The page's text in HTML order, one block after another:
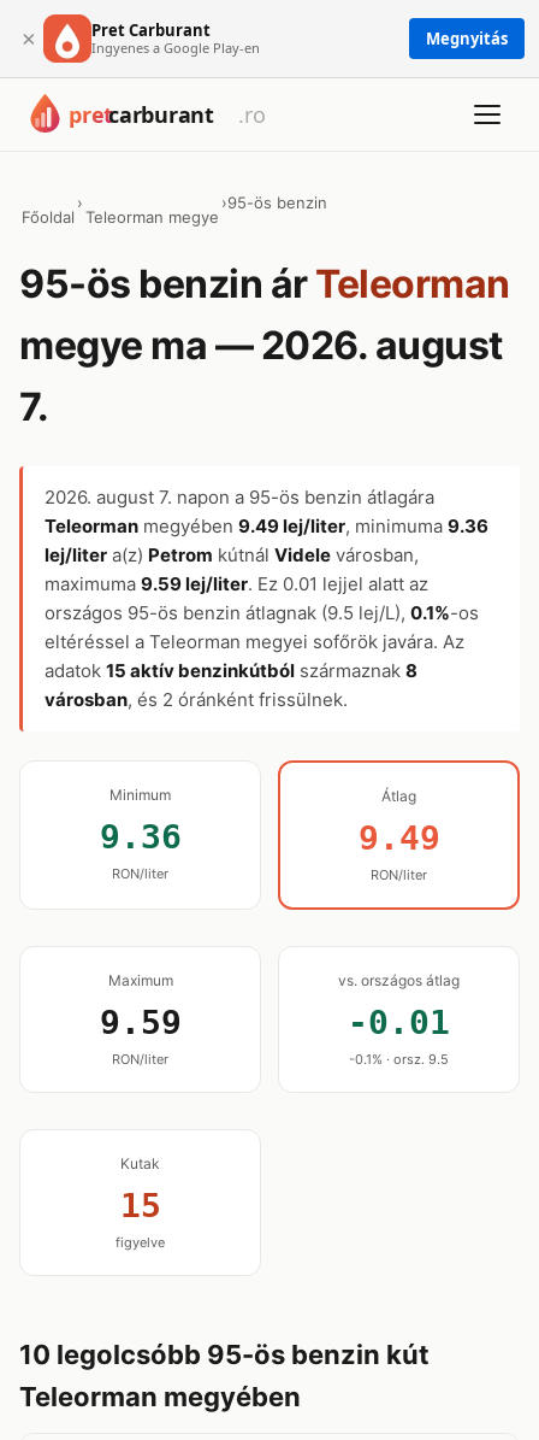
× Pret Carburant
Ingyenes a Google Play-en Megnyitás
Főoldal
›
Teleorman megye
›95-ös benzin
95-ös benzin árTeleorman
megye ma — 2026. august
7.
2026. august 7. napon a 95-ös benzin átlagára
Teleorman megyében 9.49 lej/liter, minimuma 9.36
lej/liter a(z) Petrom kútnál Videle városban,
maximuma 9.59 lej/liter. Ez 0.01 lejjel alatt az
országos 95-ös benzin átlagnak (9.5 lej/L), 0.1%-os
eltéréssel a Teleorman megyei sofőrök javára. Az
adatok 15 aktív benzinkútból származnak 8
városban, és 2 óránként frissülnek.
Minimum
9.36
RON/liter
Átlag
9.49
RON/liter
Maximum
9.59
RON/liter
vs. országos átlag
-0.01
-0.1% · orsz. 9.5
Kutak
15
figyelve
10 legolcsóbb 95-ös benzin kút
Teleorman megyében